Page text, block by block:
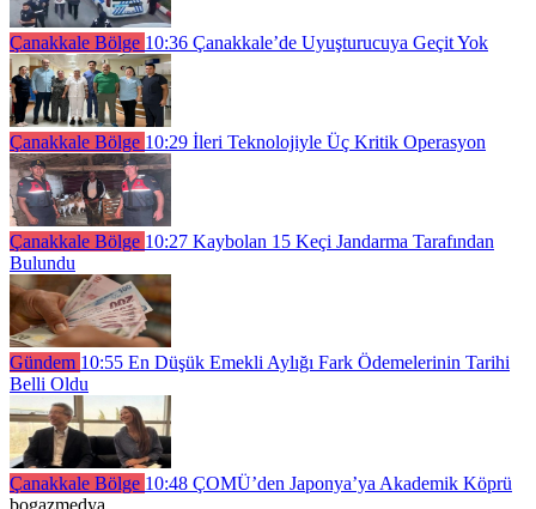
Çanakkale Bölge 10:36 Çanakkale’de Uyuşturucuya Geçit Yok
Çanakkale Bölge 10:29 İleri Teknolojiyle Üç Kritik Operasyon
Çanakkale Bölge 10:27 Kaybolan 15 Keçi Jandarma Tarafından
Bulundu
Gündem 10:55 En Düşük Emekli Aylığı Fark Ödemelerinin Tarihi
Belli Oldu
Çanakkale Bölge 10:48 ÇOMÜ’den Japonya’ya Akademik Köprü
bogazmedya